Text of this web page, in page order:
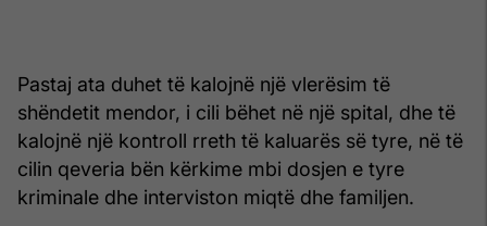
Pastaj ata duhet të kalojnë një vlerësim të
shëndetit mendor, i cili bëhet në një spital, dhe të
kalojnë një kontroll rreth të kaluarës së tyre, në të
cilin qeveria bën kërkime mbi dosjen e tyre
kriminale dhe interviston miqtë dhe familjen.